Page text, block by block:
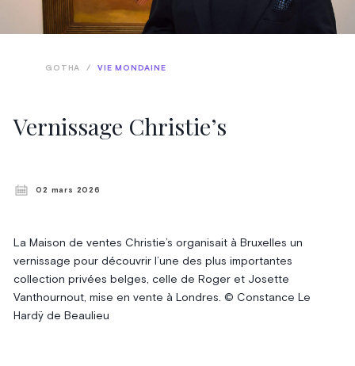
Vernissage Christie’s
GOTHA / VIE MONDAINE
02 mars 2026
La Maison de ventes Christie’s organisait à Bruxelles un
vernissage pour découvrir l’une des plus importantes
collection privées belges, celle de Roger et Josette
Vanthournout, mise en vente à Londres. © Constance Le
Hardÿ de Beaulieu